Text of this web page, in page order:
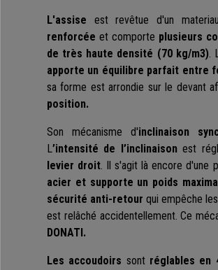
L'assise est revêtue d'un
renforcée et comporte plusieurs
de très haute densité (70 kg/m3).
apporte un équilibre parfait entre
sa forme est arrondie sur le devant
position.
Son mécanisme d'inclinaison
L’intensité de l’inclinaisonest
levier droit. Il s'agit là encore d'une
acier et supporte un poids
sécurité anti-retour qui empêche
est relâché accidentellement. Ce
DONATI.
Les accoudoirs sont réglables en